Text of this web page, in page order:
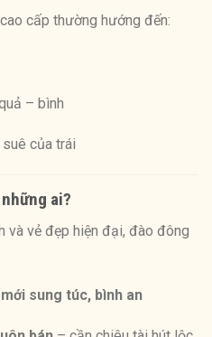
cấp thường hướng đến:
– bình
của trái
ai?
và vẻ đẹp hiện đại, đào đông
sung túc, bình an